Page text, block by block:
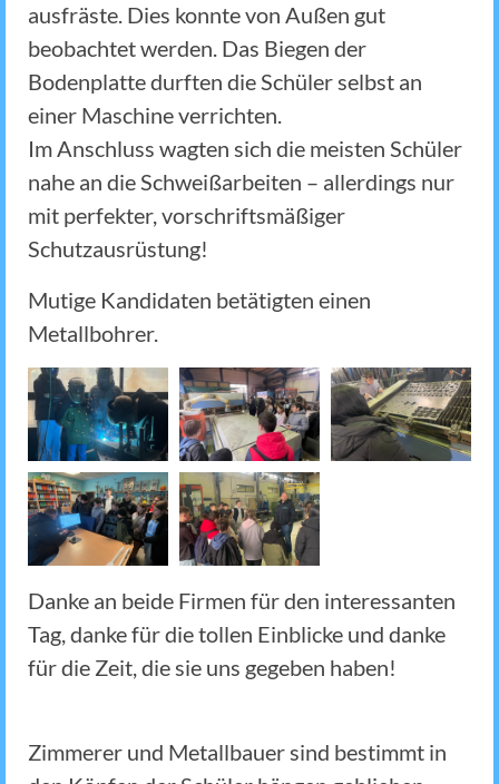
ausfräste. Dies konnte von Außen gut
beobachtet werden. Das Biegen der
Bodenplatte durften die Schüler selbst an
einer Maschine verrichten.
Im Anschluss wagten sich die meisten Schüler
nahe an die Schweißarbeiten – allerdings nur
mit perfekter, vorschriftsmäßiger
Schutzausrüstung!
Mutige Kandidaten betätigten einen
Metallbohrer.
Danke an beide Firmen für den interessanten
Tag, danke für die tollen Einblicke und danke
für die Zeit, die sie uns gegeben haben!
Zimmerer und Metallbauer sind bestimmt in